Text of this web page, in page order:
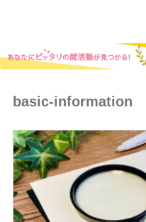
basic-information